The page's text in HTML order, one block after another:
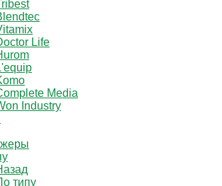
Life
Media
Industry
типу